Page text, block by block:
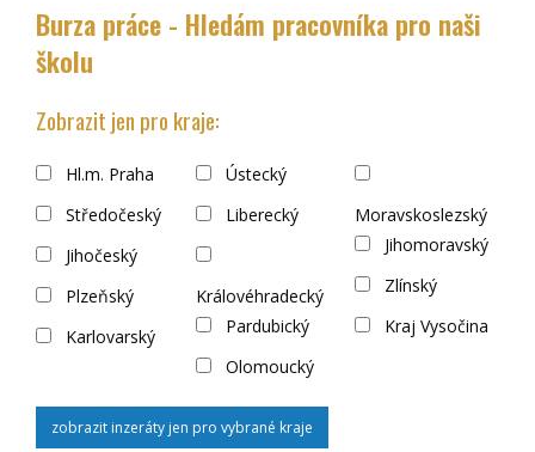
Burza práce - Hledám pracovníka pro naši
školu
Zobrazit jen pro kraje:
Hl.m. Praha
Středočeský
Jihočeský
Plzeňský
Karlovarský
Ústecký
Liberecký
Královéhradecký
Pardubický
Olomoucký
Moravskoslezský
Jihomoravský
Zlínský
Kraj Vysočina
zobrazit inzeráty jen pro vybrané kraje